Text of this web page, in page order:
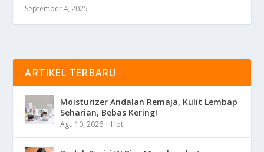
September 4, 2025
ARTIKEL TERBARU
Moisturizer Andalan Remaja, Kulit Lembap
Seharian, Bebas Kering!
Agu 10, 2026 | Hot